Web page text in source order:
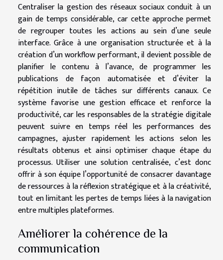
Centraliser la gestion des réseaux sociaux conduit à un
gain de temps considérable, car cette approche permet
de regrouper toutes les actions au sein d’une seule
interface. Grâce à une organisation structurée et à la
création d’un workflow performant, il devient possible de
planifier le contenu à l’avance, de programmer les
publications de façon automatisée et d’éviter la
répétition inutile de tâches sur différents canaux. Ce
système favorise une gestion efficace et renforce la
productivité, car les responsables de la stratégie digitale
peuvent suivre en temps réel les performances des
campagnes, ajuster rapidement les actions selon les
résultats obtenus et ainsi optimiser chaque étape du
processus. Utiliser une solution centralisée, c’est donc
offrir à son équipe l’opportunité de consacrer davantage
de ressources à la réflexion stratégique et à la créativité,
tout en limitant les pertes de temps liées à la navigation
entre multiples plateformes.
Améliorer la cohérence de la
communication